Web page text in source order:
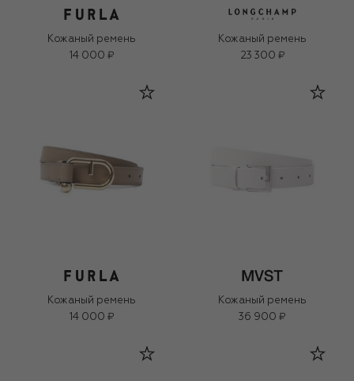
Кожаный ремень
14 000 ₽
Кожаный ремень
23 300 ₽
Кожаный ремень
14 000 ₽
Кожаный ремень
36 900 ₽